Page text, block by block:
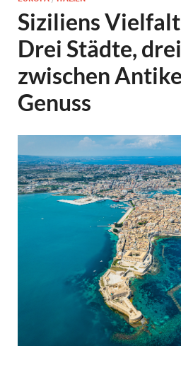
Siziliens
Drei Städte,
zwischen
Genuss